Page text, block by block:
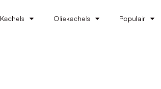
Kachels Oliekachels Populair